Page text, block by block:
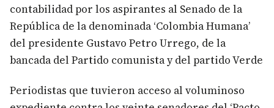
contabilidad por los aspirantes al Senado de la
República de la denominada ‘Colombia Humana’
del presidente Gustavo Petro Urrego, de la
bancada del Partido comunista y del partido Verde
Periodistas que tuvieron acceso al voluminoso